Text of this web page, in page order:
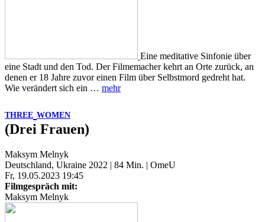
Eine meditative Sinfonie über
eine Stadt und den Tod. Der Filmemacher kehrt an Orte zurück, an
denen er 18 Jahre zuvor einen Film über Selbstmord gedreht hat.
Wie verändert sich ein … mehr
THREE WOMEN
(Drei Frauen)
Maksym Melnyk
Deutschland, Ukraine 2022 | 84 Min. | OmeU
Fr, 19.05.2023 19:45
Filmgespräch mit:
Maksym Melnyk